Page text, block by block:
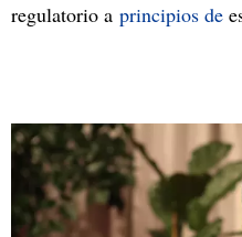
regulatorio a principios de